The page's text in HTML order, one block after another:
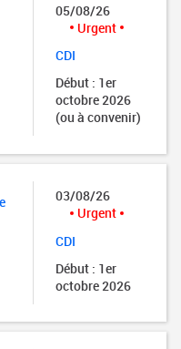
05/08/26
Urgent
CDI
Début : 1er
octobre 2026
(ou à convenir)
03/08/26
Urgent
CDI
Début : 1er
octobre 2026